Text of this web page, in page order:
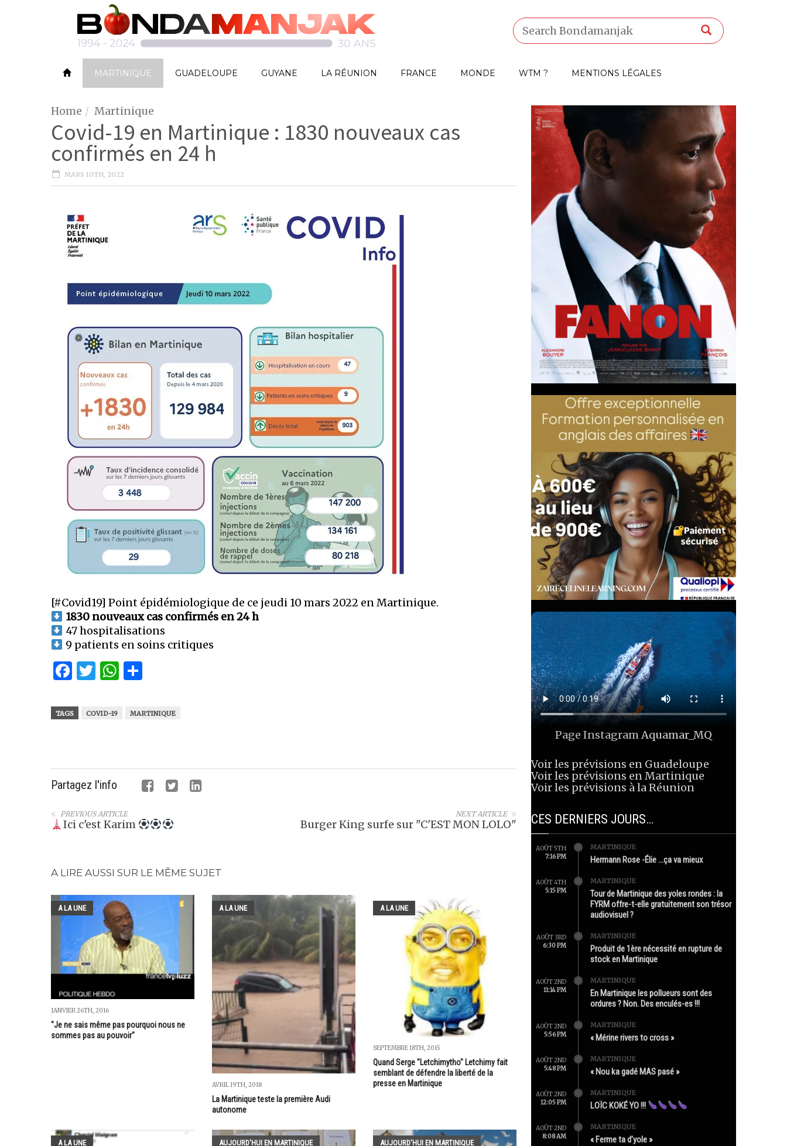
MARTINIQUE GUADELOUPE GUYANE LA RÉUNION FRANCE MONDE WTM ? MENTIONS LÉGALES
Home Martinique
Covid-19 en Martinique : 1830 nouveaux cas
confirmés en 24 h
MARS 10TH, 2022
[#Covid19] Point épidémiologique de ce jeudi 10 mars 2022 en Martinique.
1830 nouveaux cas confirmés en 24 h
47 hospitalisations
9 patients en soins critiques
Facebook
Twitter
WhatsApp
TAGS COVID-19 MARTINIQUE
Partagez l'info
NEXT ARTICLE
Burger King surfe sur "C'EST MON LOLO"
PREVIOUS ARTICLE
Ici c'est Karim
A LIRE AUSSI SUR LE MÊME SUJET
A LA UNE
JANVIER 26TH, 2016
"Je ne sais même pas pourquoi nous ne
sommes pas au pouvoir"
A LA UNE
AVRIL 19TH, 2018
La Martinique teste la première Audi
autonome
A LA UNE
SEPTEMBRE 18TH, 2015
Quand Serge "Letchimytho" Letchimy fait
semblant de défendre la liberté de la
presse en Martinique
A LA UNE AUJOURD'HUI EN MARTINIQUE AUJOURD'HUI EN MARTINIQUE
Page InstagramAquamar_MQ
Voir les prévisions en Guadeloupe
Voir les prévisions en Martinique
Voir les prévisions à la Réunion
CES DERNIERS JOURS…
AOÛT 5TH
7:16 PM
MARTINIQUE
Hermann Rose -Élie …ça va mieux
AOÛT 4TH
5:15 PM
MARTINIQUE
Tour de Martinique des yoles rondes : la
FYRM offre-t-elle gratuitement son trésor
audiovisuel ?
AOÛT 3RD
6:30 PM
MARTINIQUE
Produit de 1ère nécessité en rupture de
stock en Martinique
AOÛT 2ND
11:14 PM
MARTINIQUE
En Martinique les pollueurs sont des
ordures ? Non. Des enculés-es !!!
AOÛT 2ND
5:56 PM
MARTINIQUE
« Mérine rivers to cross »
AOÛT 2ND
5:48 PM
MARTINIQUE
« Nou ka gadé MAS pasé »
AOÛT 2ND
12:05 PM
MARTINIQUE
LOÏC KOKÉ YO !!!
AOÛT 2ND
8:08 AM
MARTINIQUE
« Ferme ta d’yole »